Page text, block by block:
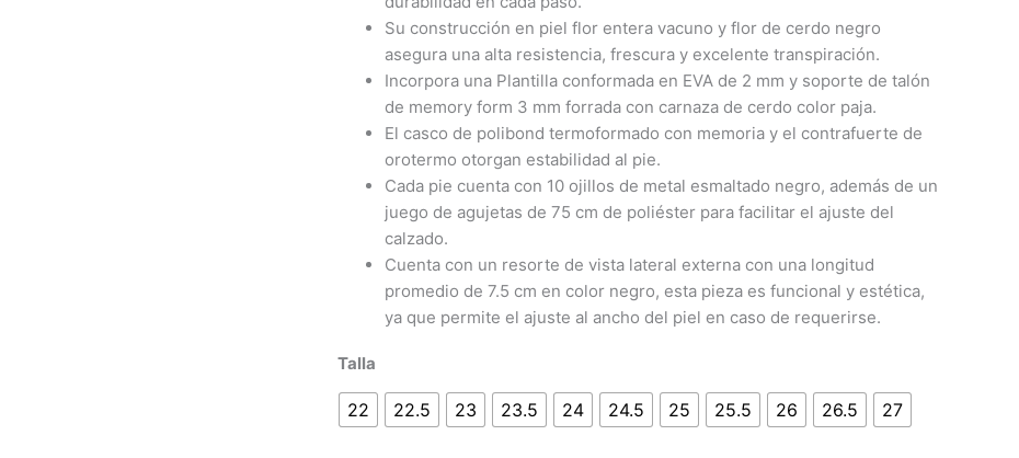
Su construcción en piel flor entera vacuno y flor de cerdo negro
asegura una alta resistencia, frescura y excelente transpiración.
Incorpora una Plantilla conformada en EVA de 2 mm y soporte de talón
de memory form 3 mm forrada con carnaza de cerdo color paja.
El casco de polibond termoformado con memoria y el contrafuerte de
orotermo otorgan estabilidad al pie.
Cada pie cuenta con 10 ojillos de metal esmaltado negro, además de un
juego de agujetas de 75 cm de poliéster para facilitar el ajuste del
calzado.
Cuenta con un resorte de vista lateral externa con una longitud
promedio de 7.5 cm en color negro, esta pieza es funcional y estética,
ya que permite el ajuste al ancho del piel en caso de requerirse.
Talla
22 22.5 23 23.5 24 24.5 25 25.5 26 26.5 27